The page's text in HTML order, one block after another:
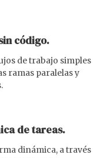
código.
de trabajo simples
ramas paralelas y
de tareas.
dinámica, a través